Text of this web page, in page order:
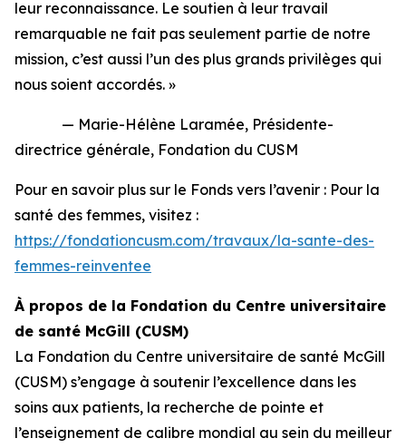
leur reconnaissance. Le soutien à leur travail
remarquable ne fait pas seulement partie de notre
mission, c’est aussi l’un des plus grands privilèges qui
nous soient accordés. »
— Marie-Hélène Laramée, Présidente-
directrice générale, Fondation du CUSM
Pour en savoir plus sur le Fonds vers l’avenir : Pour la
santé des femmes, visitez :
https://fondationcusm.com/travaux/la-sante-des-
femmes-reinventee
À propos de la Fondation du Centre universitaire
de santé McGill (CUSM)
La Fondation du Centre universitaire de santé McGill
(CUSM) s’engage à soutenir l’excellence dans les
soins aux patients, la recherche de pointe et
l’enseignement de calibre mondial au sein du meilleur